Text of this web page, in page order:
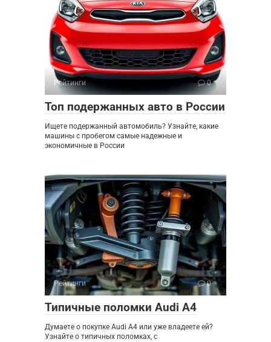
Рейтинги 0
Топ подержанных авто в России
Ищете подержанный автомобиль? Узнайте, какие
машины с пробегом самые надежные и
экономичные в России
Рейтинги 0
Типичные поломки Audi A4
Думаете о покупке Audi A4 или уже владеете ей?
Узнайте о типичных поломках, с